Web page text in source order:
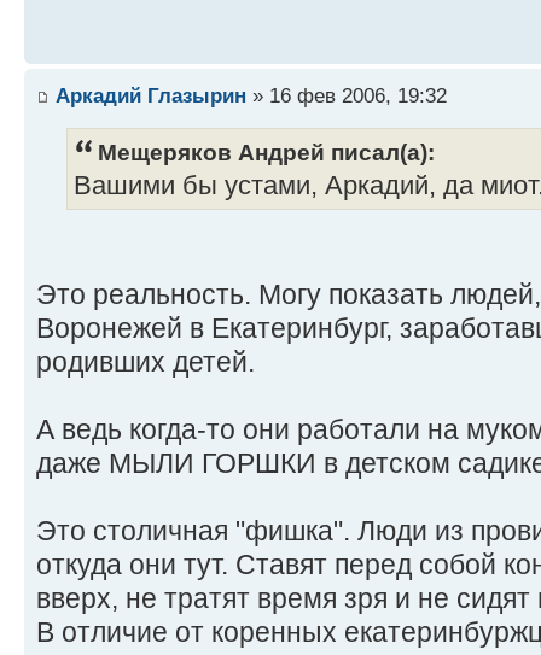
Аркадий Глазырин » 16 фев 2006, 19:32
Мещеряков Андрей писал(а):
Вашими бы устами, Аркадий, да
Это реальность. Могу показать
Воронежей в Екатеринбург,
родивших детей.
А ведь когда-то они работали на
даже МЫЛИ ГОРШКИ в детском
Это столичная "фишка". Люди из
откуда они тут. Ставят перед собой
вверх, не тратят время зря и не
В отличие от коренных